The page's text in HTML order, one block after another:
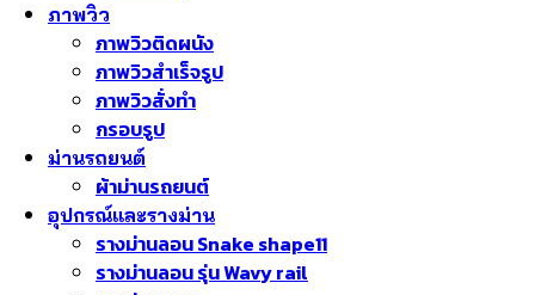
ภาพวิว
ภาพวิวติดผนัง
ภาพวิวสำเร็จรูป
ภาพวิวสั่งทำ
กรอบรูป
ม่านรถยนต์
ผ้าม่านรถยนต์
อุปกรณ์และรางม่าน
รางม่านลอน Snake shape11
รางม่านลอน รุ่น Wavy rail